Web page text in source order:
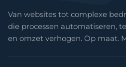
Van websites tot complexe
die processen automatiseren,
en omzet verhogen. Op maat.